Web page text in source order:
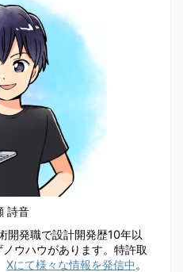
詩音
開発職で設計開発歴10年以
ウハウがあります。特許取
Xにて様々な情報を発信中 。